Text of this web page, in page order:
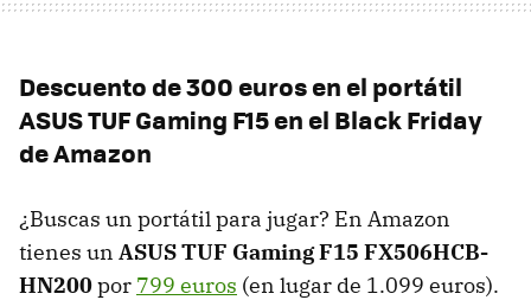
Descuento de 300 euros en el portátil
ASUS TUF Gaming F15 en el Black Friday
de Amazon
¿Buscas un portátil para jugar? En Amazon
tienes un ASUS TUF Gaming F15 FX506HCB-
HN200por 799 euros (en lugar de 1.099 euros).